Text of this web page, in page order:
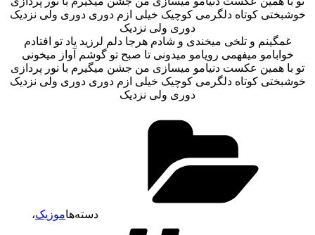
خوشبختی کوتاه دلگرمی کوچیک خیلی ازم دوری دوری ولی نزدیک
دوری ولی نزدیک
غمگینم و تلخی میخندی و شادم هرجا دلم لرزید یاد تو افتادم
خوابامو میفهمی رویامو میدونی تا صبح تو گوشم آواز میخونی
تو با همین عکست دنیامو میسازی من جشن میگیرم با نور پردازی
خوشبختی کوتاه دلگرمی کوچیک خیلی ازم دوری دوری ولی نزدیک
دوری ولی نزدیک
دسته‌هاموزیک،